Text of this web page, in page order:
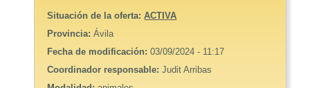
Situación de la oferta:ACTIVA
Provincia:Ávila
Fecha de modificación:03/09/2024 - 11:17
Coordinador responsable:Judit Arribas